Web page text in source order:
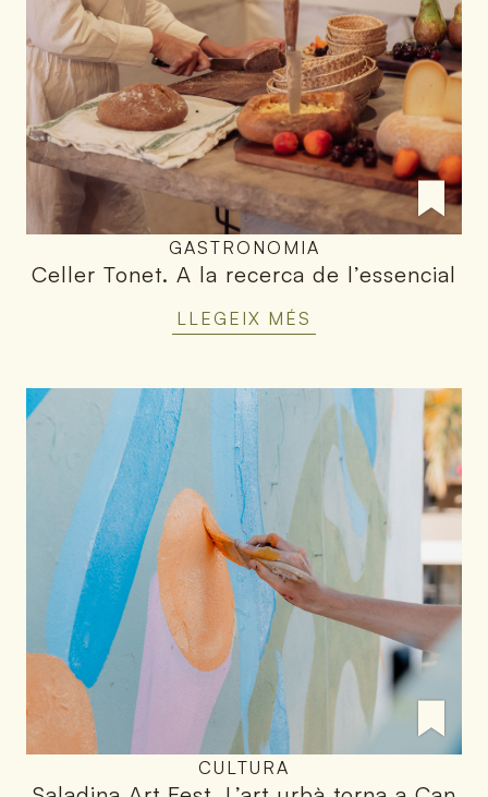
GASTRONOMIA
Celler Tonet. A la recerca de l’essencial
LLEGEIX MÉS
CULTURA